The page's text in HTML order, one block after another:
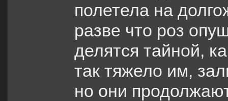
полетела на
разве что роз
делятся тайной,
так тяжело им,
но они